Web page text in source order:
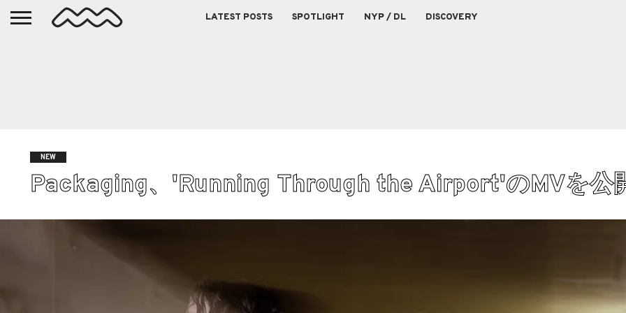
LATEST POSTS SPOTLIGHT NYP / DL DISCOVERY
NEW
Packaging、'Running Through the Airport'のMVを公